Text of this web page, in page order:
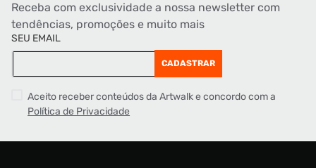
Receba com exclusividade a nossa newsletter com
tendências, promoções e muito mais
SEU EMAIL
CADASTRAR
Aceito receber conteúdos da Artwalk e concordo com a
Política de Privacidade